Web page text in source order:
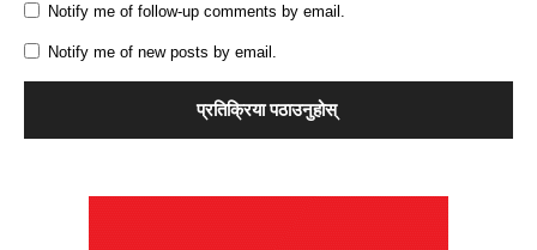
Notify me of follow-up comments by email.
Notify me of new posts by email.